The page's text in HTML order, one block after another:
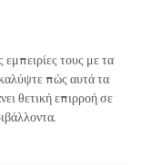
τους με τα
πώς αυτά τα
θετική επιρροή σε